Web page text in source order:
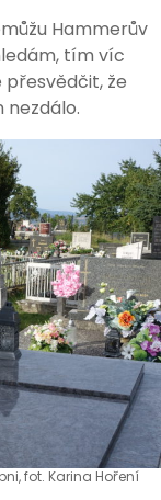
Hammerův
tím víc
přesvědčit, že
nezdálo.
fot. Karina Hoření